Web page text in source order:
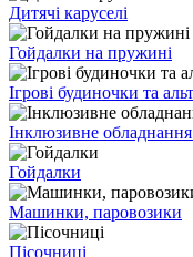
Дитячі каруселі
Гойдалки на пружині
Ігрові будиночки та
Інклюзивне
Гойдалки
Машинки, паровозики
Пісочниці